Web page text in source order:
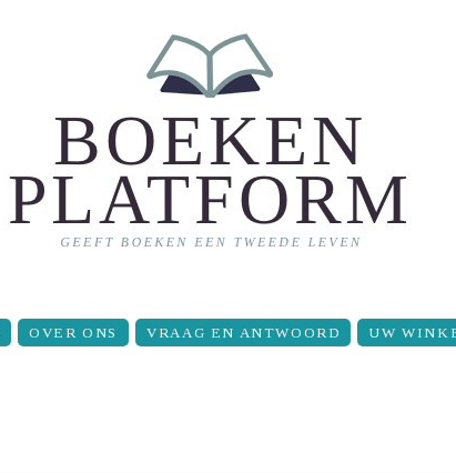
OVER ONS VRAAG EN ANTWOORD UW